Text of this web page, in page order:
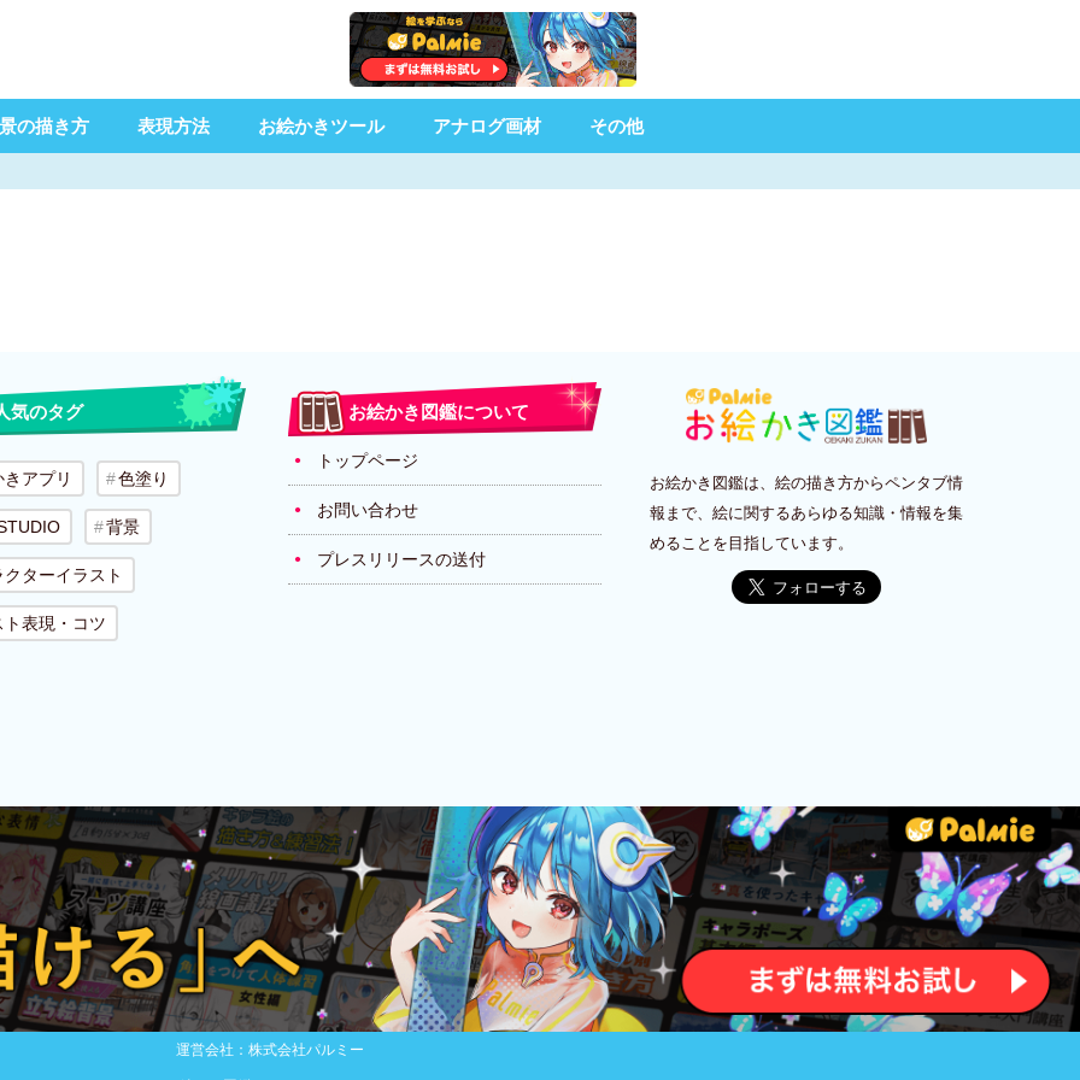
の描き方 表現方法 お絵かきツール アナログ画材 その他
気のタグ
アプリ 色塗り
背景
ターイラスト
ト表現・コツ
お絵かき図鑑について
トップページ
お問い合わせ
プレスリリースの送付
お絵かき図鑑は、絵の描き方からペンタブ情
報まで、絵に関するあらゆる知識・情報を集
めることを目指しています。
運営会社：株式会社パルミー